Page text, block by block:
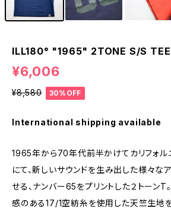
ILL180° "1965" 2TONE S/S
¥6,006
¥8,580 30%OFF
International shipping available
1965年から70年代前半かけてカリフォル
にて、新しいサウンドを生み出した様々な
せる、ナンバー65をプリントした２トーンT
感のある17/1空紡糸を使用した天竺生地